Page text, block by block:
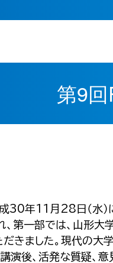
第9
年11月28日（水）
第一部では、山形大
だきました。現代の
演後、活発な質疑、意